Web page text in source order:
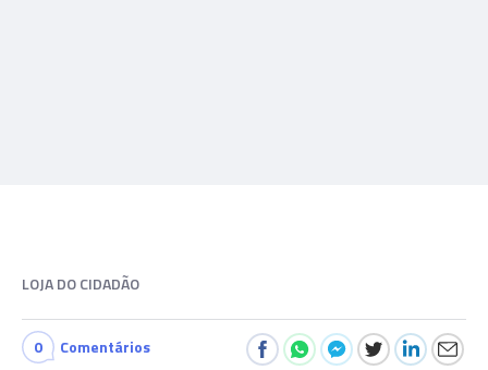
LOJA DO CIDADÃO
0 Comentários